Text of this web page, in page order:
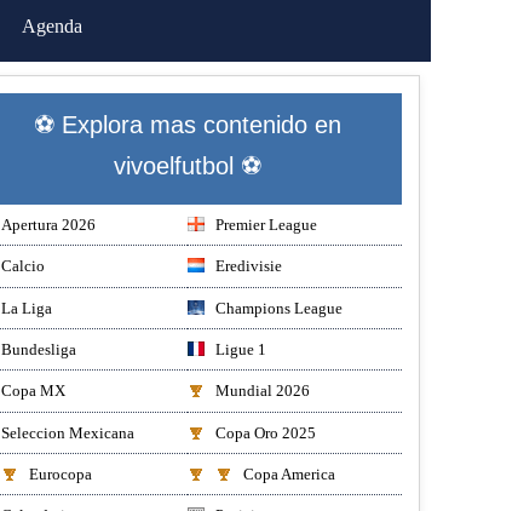
Agenda
⚽ Explora mas contenido en
vivoelfutbol ⚽
Apertura 2026 Premier League
Calcio Eredivisie
La Liga Champions League
Bundesliga Ligue 1
Copa MX Mundial 2026
Seleccion Mexicana Copa Oro 2025
Eurocopa Copa America